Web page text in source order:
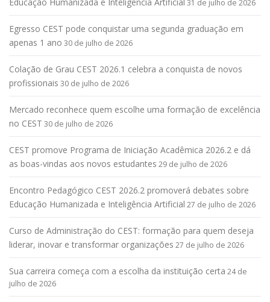
31 de julho de 2026
Egresso CEST pode conquistar uma segunda graduação em
apenas 1 ano 30 de julho de 2026
Colação de Grau CEST 2026.1 celebra a conquista de novos
profissionais 30 de julho de 2026
Mercado reconhece quem escolhe uma formação de excelência
no CEST 30 de julho de 2026
CEST promove Programa de Iniciação Acadêmica 2026.2 e dá
as boas-vindas aos novos estudantes 29 de julho de 2026
Encontro Pedagógico CEST 2026.2 promoverá debates sobre
Educação Humanizada e Inteligência Artificial 27 de julho de 2026
Curso de Administração do CEST: formação para quem deseja
liderar, inovar e transformar organizações 27 de julho de 2026
Sua carreira começa com a escolha da instituição certa 24 de
julho de 2026